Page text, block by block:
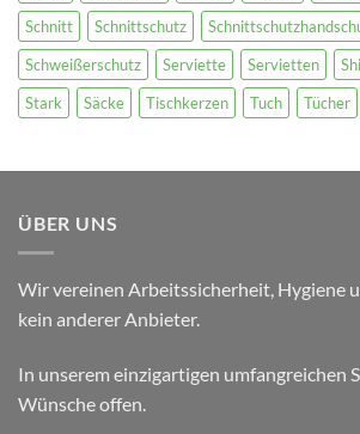
Schnitt
Schnittschutz
Schweißerschutz
Serviette Servietten
Stark
Säcke Tischkerzen Tuch Tücher
ÜBER UNS
Wir vereinen Arbeitssicherheit, Hygiene
kein anderer Anbieter.
In unserem einzigartigen umfangreichen
Wünsche offen.